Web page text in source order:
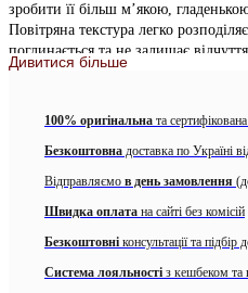
зробити її більш м’якою,
Повітряна текстура легко
поглинається та не залишає
добре підходить для щоденного
маракуї, завдяки чому баттер для
допомагає зменшити відчуття
зволожувальний баттер для тіла з
ароматом.
Мерехтливі частинкистворюють
підкреслюючи красу шкіри,
Дивитися більше
100% оригінальна та
Безкоштовна доставка по Україні
Відправляємо в день замовлення
Швидка оплата на сайті без комісій
Безкоштовні консультації та підбір
Система лояльності з кешбеком та